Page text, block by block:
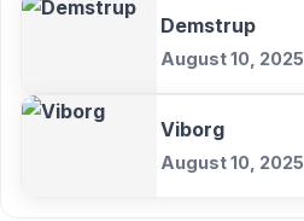
Demstrup
August 10, 2025
Viborg
August 10, 2025